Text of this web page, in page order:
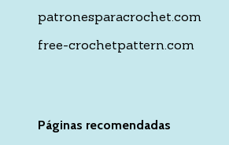
patronesparacrochet.com
free-crochetpattern.com
Páginas recomendadas